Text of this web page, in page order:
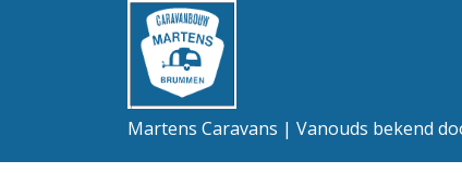
Martens Caravans | Vanouds bekend